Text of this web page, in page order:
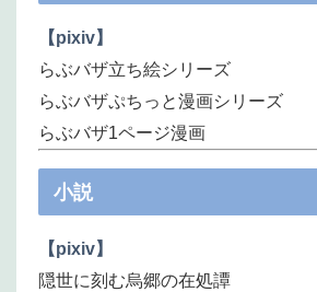
【pixiv】
らぶバザ立ち絵シリーズ
らぶバザぷちっと漫画シリーズ
らぶバザ1ページ漫画
小説
【pixiv】
隠世に刻む烏郷の在処譚